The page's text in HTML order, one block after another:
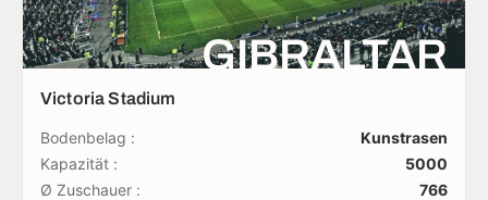
GIBRALTAR
Victoria Stadium
Bodenbelag :
Kunstrasen
Kapazität :
5000
Ø Zuschauer :
766